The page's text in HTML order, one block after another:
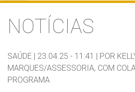
NOTÍCIAS
SAÚDE | 23.04.25 - 11:41 | POR
MARQUES/ASSESSORIA, COM
PROGRAMA